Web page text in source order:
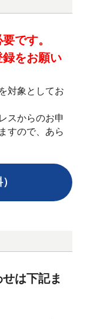
です。
をお願い
対象としてお
スからのお申
すので、あら
は下記ま